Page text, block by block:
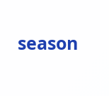
seasonkatmak